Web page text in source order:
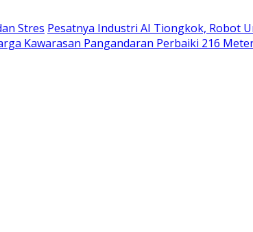
Stres Pesatnya Industri AI Tiongkok, Robot
Kawarasan Pangandaran Perbaiki 216